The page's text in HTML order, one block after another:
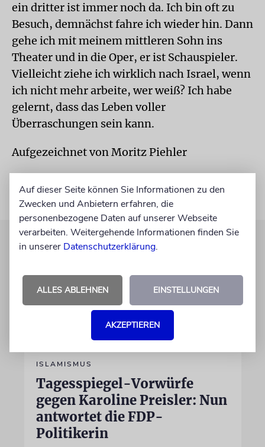
ein dritter ist immer noch da. Ich bin oft zu
Besuch, demnächst fahre ich wieder hin. Dann
gehe ich mit meinem mittleren Sohn ins
Theater und in die Oper, er ist Schauspieler.
Vielleicht ziehe ich wirklich nach Israel, wenn
ich nicht mehr arbeite, wer weiß? Ich habe
gelernt, dass das Leben voller
Überraschungen sein kann.
Aufgezeichnet von Moritz Piehler
ISLAMISMUS
Tagesspiegel-Vorwürfe
gegen Karoline Preisler: Nun
antwortet die FDP-
Politikerin
Auf dieser Seite können Sie Informationen zu den
Zwecken und Anbietern erfahren, die
personenbezogene Daten auf unserer Webseite
verarbeiten. Weitergehende Informationen finden Sie
in unserer Datenschutzerklärung.
ALLES ABLEHNEN EINSTELLUNGEN
AKZEPTIEREN